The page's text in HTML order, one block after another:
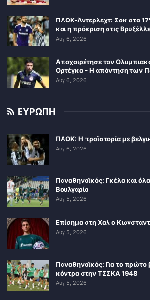
ΠΑΟΚ-Άντερλεχτ: Σοκ στα
και η πρόκριση στις
Αυγ 6, 2026
Αποχαιρέτησε τον
Ορτέγκα – Η απάντηση των
Αυγ 6, 2026
ΕΥΡΩΠΗ
ΠΑΟΚ: Η προϊστορία με
Αυγ 6, 2026
Παναθηναϊκός: Γκέλα και
Βουλγαρία
Αυγ 5, 2026
Επίσημα στη Χαλ ο
Αυγ 5, 2026
Παναθηναϊκός: Για το πρώτο
κόντρα στην ΤΣΣΚΑ 1948
Αυγ 5, 2026